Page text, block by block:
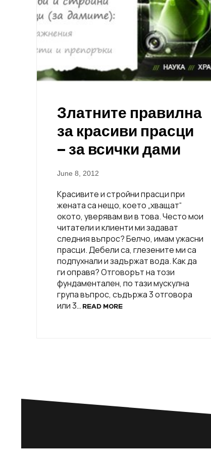
Златните правилна
за красиви прасци
– за всички дами
June 8, 2012
Красивите и стройни прасци при
жената са нещо, което „хващат“
окото, уверявам ви в това. Често мои
читатели и клиенти ми задават
следния въпрос? Белчо, имам ужасни
прасци. Дебели са, глезените ми са
подпухнали и задържат вода. Как да
ги оправя? Отговорът на този
фундаментален, по тази мускулна
група въпрос, съдържа 3 отговора
или 3… READ MORE